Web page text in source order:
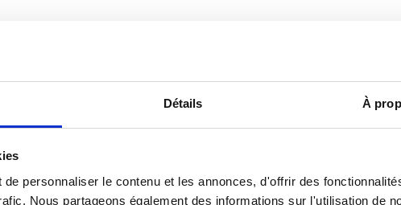
Détails À
personnaliser le contenu et les annonces, d'offrir des
Nous partageons également des informations sur l'utilisation de
du